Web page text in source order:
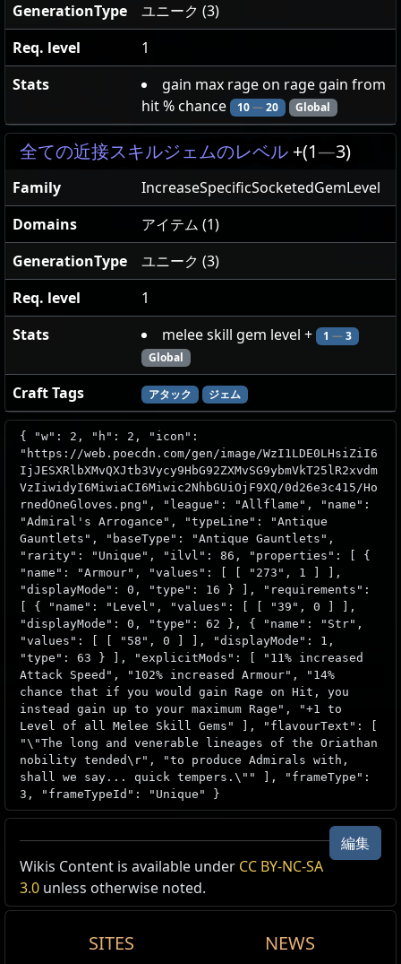
GenerationType
ユニーク (3)
Req. level
1
Stats
gain max rage on rage gain from
hit % chance
10—20 Global
全ての近接スキルジェムのレベル +(1—3)
Family
IncreaseSpecificSocketedGemLevel
Domains
アイテム (1)
GenerationType
ユニーク (3)
Req. level
1
Stats
melee skill gem level + 1 —3
Global
Craft Tags アタック ジェム
{ "w": 2, "h": 2, "icon":
"https://web.poecdn.com/gen/image/WzI1LDE0LHsiZiI6
IjJESXRlbXMvQXJtb3Vycy9HbG92ZXMvSG9ybmVkT25lR2xvdm
VzIiwidyI6MiwiaCI6Miwic2NhbGUiOjF9XQ/0d26e3c415/Ho
rnedOneGloves.png", "league": "Allflame", "name":
"Admiral's Arrogance", "typeLine": "Antique
Gauntlets", "baseType": "Antique Gauntlets",
"rarity": "Unique", "ilvl": 86, "properties": [ {
"name": "Armour", "values": [ [ "273", 1 ] ],
"displayMode": 0, "type": 16 } ], "requirements":
[ { "name": "Level", "values": [ [ "39", 0 ] ],
"displayMode": 0, "type": 62 }, { "name": "Str",
"values": [ [ "58", 0 ] ], "displayMode": 1,
"type": 63 } ], "explicitMods": [ "11% increased
Attack Speed", "102% increased Armour", "14%
chance that if you would gain Rage on Hit, you
instead gain up to your maximum Rage", "+1 to
Level of all Melee Skill Gems" ], "flavourText": [
"\"The long and venerable lineages of the Oriathan
nobility tended\r", "to produce Admirals with,
shall we say... quick tempers.\"" ], "frameType":
3, "frameTypeId": "Unique" }
編集
Wikis Content is available under CC BY-NC-SA
3.0 unless otherwise noted.
SITES NEWS